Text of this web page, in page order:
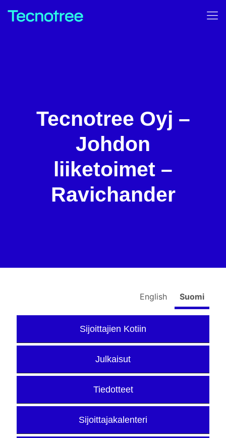
Tecnotree Oyj –
Johdon
liiketoimet –
Ravichander
English Suomi
Sijoittajien Kotiin
Julkaisut
Tiedotteet
Sijoittajakalenteri